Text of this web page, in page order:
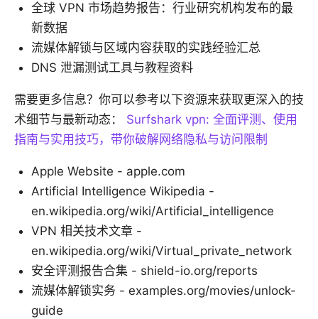
全球 VPN 市场趋势报告：行业研究机构发布的最
新数据
流媒体解锁与区域内容获取的实践经验汇总
DNS 泄漏测试工具与教程资料
需要更多信息？你可以参考以下资源来获取更深入的技
术细节与最新动态： Surfshark vpn: 全面评测、使用
指南与实用技巧，带你破解网络隐私与访问限制
Apple Website - apple.com
Artificial Intelligence Wikipedia -
en.wikipedia.org/wiki/Artificial_intelligence
VPN 相关技术文章 -
en.wikipedia.org/wiki/Virtual_private_network
安全评测报告合集 - shield-io.org/reports
流媒体解锁实务 - examples.org/movies/unlock-
guide